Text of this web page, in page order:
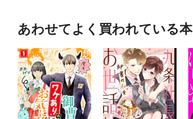
あわせてよく買われている本